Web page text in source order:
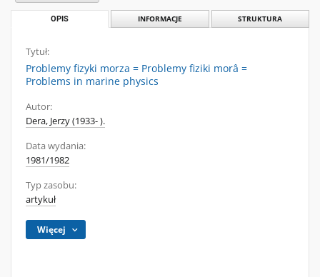
OPIS INFORMACJE STRUKTURA
Tytuł:
Problemy fizyki morza = Problemy fiziki morâ =
Problems in marine physics
Autor:
Dera, Jerzy (1933- ).
Data wydania:
1981/1982
Typ zasobu:
artykuł
Więcej